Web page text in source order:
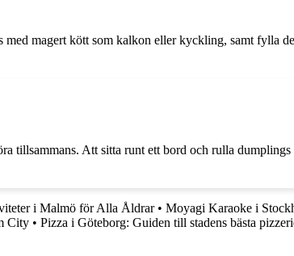
magert kött som kalkon eller kyckling, samt fylla
tillsammans. Att sitta runt ett bord och rulla dumplings
i Malmö för Alla Åldrar• Moyagi Karaoke i
City • Pizza i Göteborg: Guiden till stadens bästa